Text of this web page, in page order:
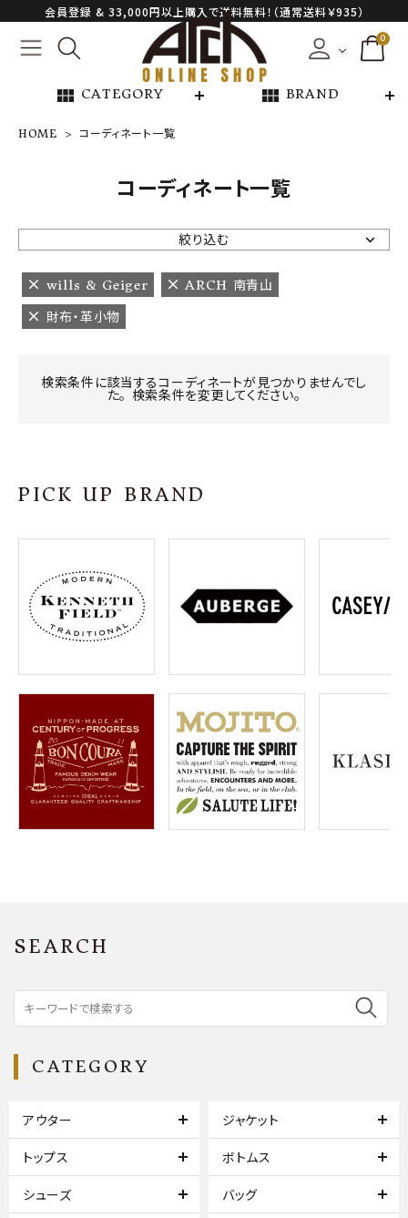
会員登録 & 33,000円以上購入で送料無料！（通常送料￥935）
0
view_module CATEGORY view_module BRAND
NEW ARRIVAL
ARCH EXCLUSIVE
BRAND
CATEGORY
プライバシーポリシー
特定商取引法について
お問い合わせ
OFFICIAL WEB SITE
meeting_room ログイン 会員登録
HOME コーディネート一覧
コーディネート一覧
絞り込む
wills & Geiger
ARCH 南青山
財布・革小物
検索条件に該当するコーディネートが見つかりませんでし
た。 検索条件を変更してください。
PICK UP BRAND
SEARCH
CATEGORY
アウター ジャケット
トップス ボトムス
シューズ バッグ